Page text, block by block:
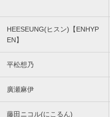
HEESEUNG(ヒスン)【ENHYP
EN】
平松想乃
廣瀬麻伊
藤田ニコル(にこるん)